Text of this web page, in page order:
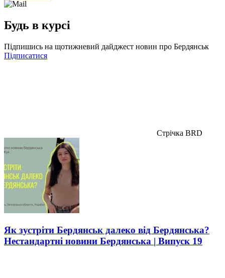
Будь в курсі
Підпишись на щотижневий дайджест новин про Бердянськ
Підписатися
Стрічка BRD
Як зустріти Бердянськ далеко від Бердянська?
Нестандартні новини Бердянська | Випуск 19